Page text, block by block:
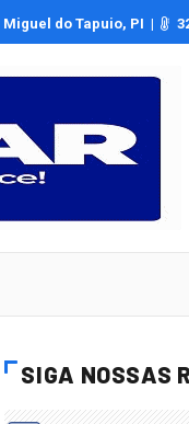
Oliveira relata ser vítima
do Tapuio, PI |
SIGA NOSSAS